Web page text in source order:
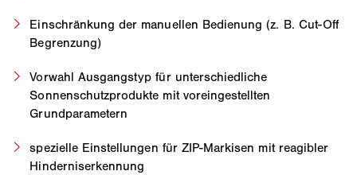
Einschränkung der manuellen Bedienung (z. B. Cut-Off
Begrenzung)
Vorwahl Ausgangstyp für unterschiedliche
Sonnenschutzprodukte mit voreingestellten
Grundparametern
spezielle Einstellungen für ZIP-Markisen mit reagibler
Hinderniserkennung